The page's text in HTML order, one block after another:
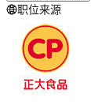
职位来源